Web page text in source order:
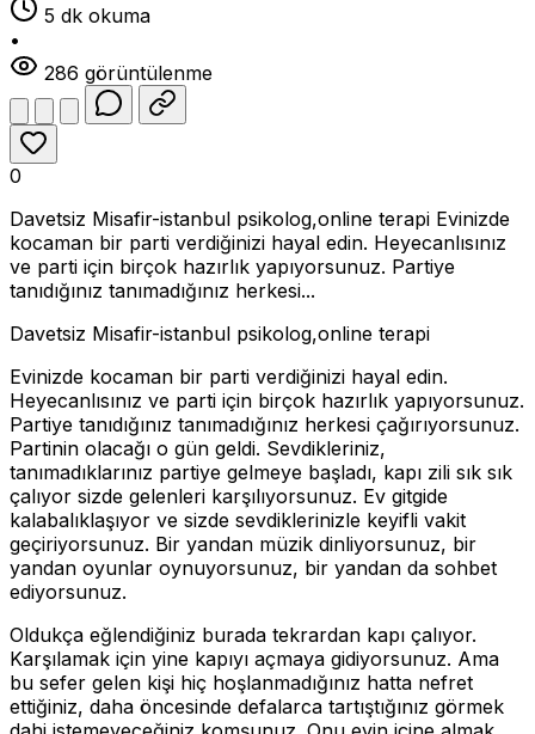
5 dk okuma
•
286 görüntülenme
0
Davetsiz Misafir-istanbul psikolog,online terapi Evinizde
kocaman bir parti verdiğinizi hayal edin. Heyecanlısınız
ve parti için birçok hazırlık yapıyorsunuz. Partiye
tanıdığınız tanımadığınız herkesi...
Davetsiz Misafir-istanbul psikolog,online terapi
Evinizde kocaman bir parti verdiğinizi hayal edin.
Heyecanlısınız ve parti için birçok hazırlık yapıyorsunuz.
Partiye tanıdığınız tanımadığınız herkesi çağırıyorsunuz.
Partinin olacağı o gün geldi. Sevdikleriniz,
tanımadıklarınız partiye gelmeye başladı, kapı zili sık sık
çalıyor sizde gelenleri karşılıyorsunuz. Ev gitgide
kalabalıklaşıyor ve sizde sevdiklerinizle keyifli vakit
geçiriyorsunuz. Bir yandan müzik dinliyorsunuz, bir
yandan oyunlar oynuyorsunuz, bir yandan da sohbet
ediyorsunuz.
Oldukça eğlendiğiniz burada tekrardan kapı çalıyor.
Karşılamak için yine kapıyı açmaya gidiyorsunuz. Ama
bu sefer gelen kişi hiç hoşlanmadığınız hatta nefret
ettiğiniz, daha öncesinde defalarca tartıştığınız görmek